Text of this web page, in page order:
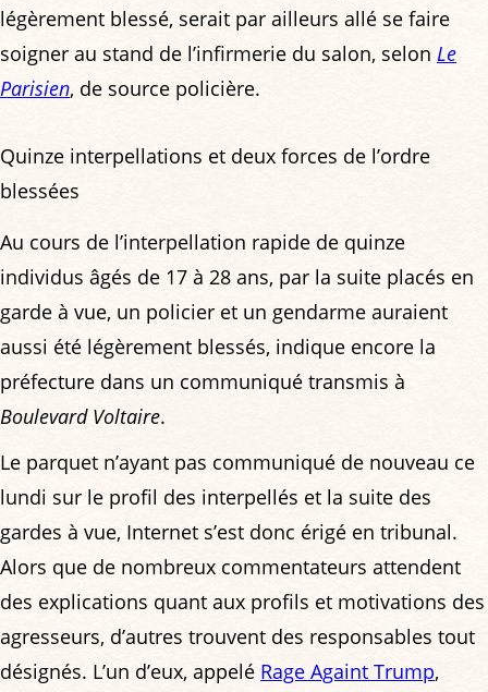
légèrement blessé, serait par ailleurs allé se faire
soigner au stand de l’infirmerie du salon, selon Le
Parisien, de source policière.
Quinze interpellations et deux forces de l’ordre
blessées
Au cours de l’interpellation rapide de quinze
individus âgés de 17 à 28 ans, par la suite placés en
garde à vue, un policier et un gendarme auraient
aussi été légèrement blessés, indique encore la
préfecture dans un communiqué transmis à
Boulevard Voltaire.
Le parquet n’ayant pas communiqué de nouveau ce
lundi sur le profil des interpellés et la suite des
gardes à vue, Internet s’est donc érigé en tribunal.
Alors que de nombreux commentateurs attendent
des explications quant aux profils et motivations des
agresseurs, d’autres trouvent des responsables tout
désignés. L’un d’eux, appelé Rage Againt Trump,